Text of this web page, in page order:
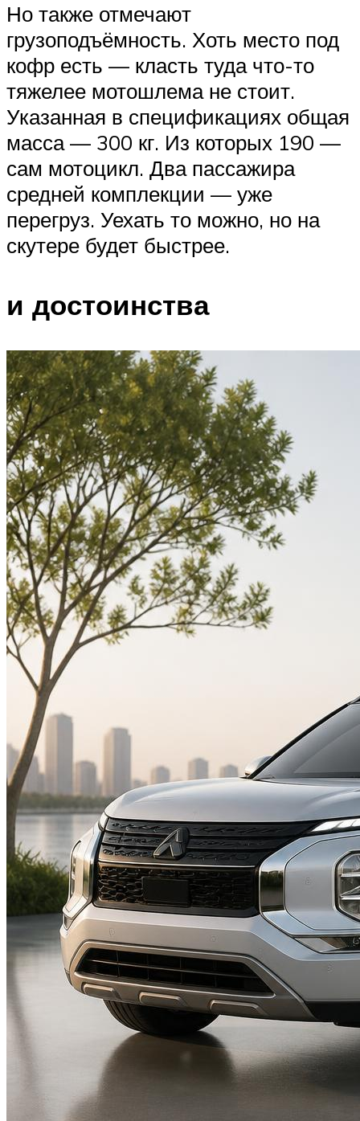
Но также отмечают
грузоподъёмность. Хоть место под
кофр есть — класть туда что-то
тяжелее мотошлема не стоит.
Указанная в спецификациях общая
масса — 300 кг. Из которых 190 —
сам мотоцикл. Два пассажира
средней комплекции — уже
перегруз. Уехать то можно, но на
скутере будет быстрее.
и достоинства